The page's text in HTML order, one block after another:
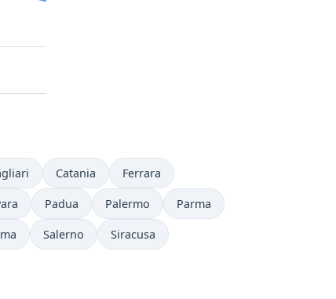
Catania Ferrara
Padua Palermo Parma
Salerno Siracusa